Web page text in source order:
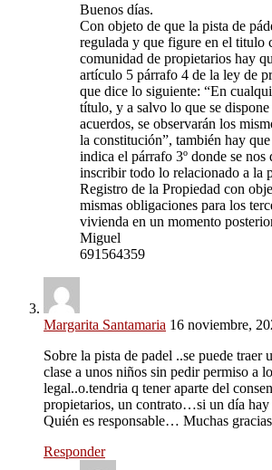
Buenos días.
Con objeto de que la pista de
regulada y que figure en el titulo
comunidad de propietarios hay
artículo 5 párrafo 4 de la ley de
que dice lo siguiente: “En
título, y a salvo lo que se
acuerdos, se observarán los
la constitución”, también hay
indica el párrafo 3º donde se nos
inscribir todo lo relacionado a la
Registro de la Propiedad con
mismas obligaciones para los
vivienda en un momento
Miguel
691564359
Margarita Santamaria 16 noviembre,
Sobre la pista de padel ..se puede traer
clase a unos niños sin pedir permiso a
legal..o.tendria q tener aparte del
propietarios, un contrato…si un día hay
Quién es responsable… Muchas gracias
Responder